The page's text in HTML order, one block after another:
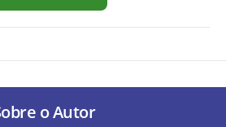
o Autor